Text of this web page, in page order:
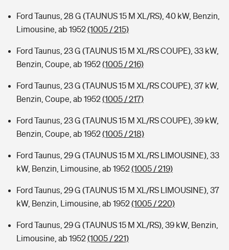
Ford Taunus, 28 G (TAUNUS 15 M XL/RS), 40 kW, Benzin,
Limousine, ab 1952(1005 / 215)
Ford Taunus, 23 G (TAUNUS 15 M XL/RS COUPE), 33 kW,
Benzin, Coupe, ab 1952(1005 / 216)
Ford Taunus, 23 G (TAUNUS 15 M XL/RS COUPE), 37 kW,
Benzin, Coupe, ab 1952(1005 / 217)
Ford Taunus, 23 G (TAUNUS 15 M XL/RS COUPE), 39 kW,
Benzin, Coupe, ab 1952(1005 / 218)
Ford Taunus, 29 G (TAUNUS 15 M XL/RS LIMOUSINE), 33
kW, Benzin, Limousine, ab 1952(1005 / 219)
Ford Taunus, 29 G (TAUNUS 15 M XL/RS LIMOUSINE), 37
kW, Benzin, Limousine, ab 1952(1005 / 220)
Ford Taunus, 29 G (TAUNUS 15 M XL/RS), 39 kW, Benzin,
Limousine, ab 1952(1005 / 221)